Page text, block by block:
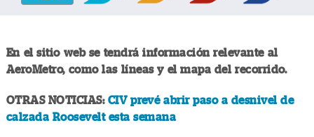
En el sitio web se tendrá información relevante al
AeroMetro, como las líneas y el mapa del recorrido.
OTRAS NOTICIAS: CIV prevé abrir paso a desnivel de
calzada Roosevelt esta semana